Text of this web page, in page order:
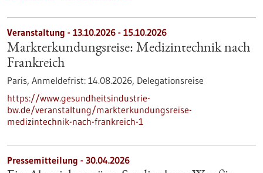
Veranstaltung - 13.10.2026 - 15.10.2026
Markterkundungsreise: Medizintechnik nach
Frankreich
Paris, Anmeldefrist: 14.08.2026, Delegationsreise
https://www.gesundheitsindustrie-
bw.de/veranstaltung/markterkundungsreise-
medizintechnik-nach-frankreich-1
Pressemitteilung - 30.04.2026